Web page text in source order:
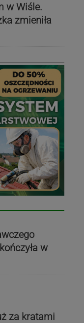
w Wiśle.
zmieniła
w
za kratami